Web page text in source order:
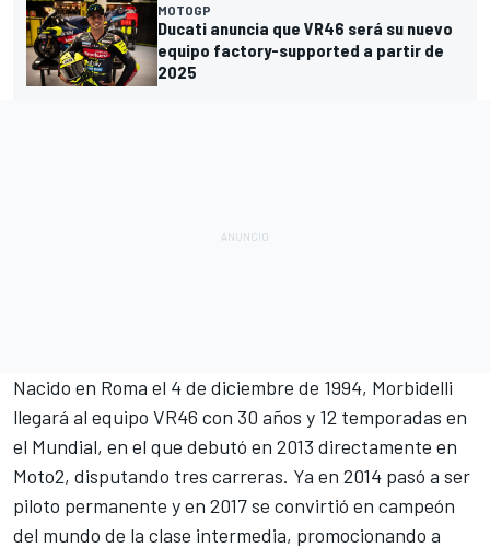
MOTOGP
Ducati anuncia que VR46 será su nuevo
equipo factory-supported a partir de
2025
Nacido en Roma el 4 de diciembre de 1994, Morbidelli
llegará al equipo VR46 con 30 años y 12 temporadas en
el Mundial, en el que debutó en 2013 directamente en
Moto2, disputando tres carreras. Ya en 2014 pasó a ser
piloto permanente y en 2017 se convirtió en campeón
del mundo de la clase intermedia, promocionando a